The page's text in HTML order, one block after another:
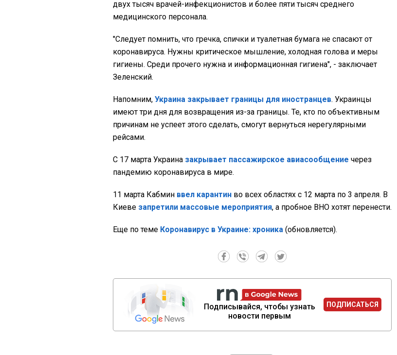
двух тысяч врачей-инфекционистов и более пяти тысяч среднего
медицинского персонала.
"Следует помнить, что гречка, спички и туалетная бумага не спасают от
коронавируса. Нужны критическое мышление, холодная голова и меры
гигиены. Среди прочего нужна и информационная гигиена", - заключает
Зеленский.
Напомним, Украина закрывает границы для иностранцев. Украинцы
имеют три дня для возвращения из-за границы. Те, кто по объективным
причинам не успеет этого сделать, смогут вернуться нерегулярными
рейсами.
С 17 марта Украина закрывает пассажирское авиасообщение через
пандемию коронавируса в мире.
11 марта Кабмин ввел карантин во всех областях с 12 марта по 3 апреля. В
Киеве запретили массовые мероприятия, а пробное ВНО хотят перенести.
Еще по теме Коронавирус в Украине: хроника (обновляется).
Подписывайся, чтобы узнать
новости первым
ПОДПИСАТЬСЯ